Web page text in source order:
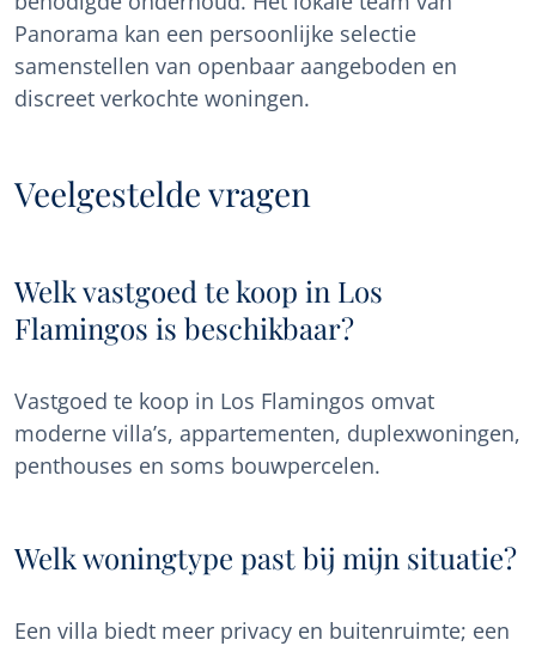
Panorama kan een persoonlijke selectie
samenstellen van openbaar aangeboden en
discreet verkochte woningen.
Veelgestelde vragen
Welk vastgoed te koop in Los
Flamingos is beschikbaar?
Vastgoed te koop in Los Flamingos omvat
moderne villa’s, appartementen, duplexwoningen,
penthouses en soms bouwpercelen.
Welk woningtype past bij mijn situatie?
Een villa biedt meer privacy en buitenruimte; een